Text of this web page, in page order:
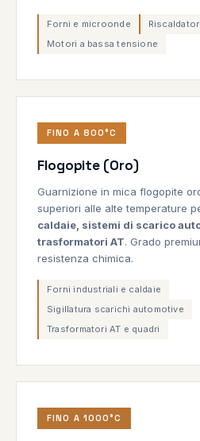
Forni e microonde
Motori a bassa tensione
FINO A 800°C
Flogopite (Oro)
Guarnizione in mica flogopite
superiori alle alte temperature
caldaie, sistemi di scarico
trasformatori AT. Grado
resistenza chimica.
Forni industriali e caldaie
Sigillatura scarichi automotive
Trasformatori AT e quadri
FINO A 1000°C